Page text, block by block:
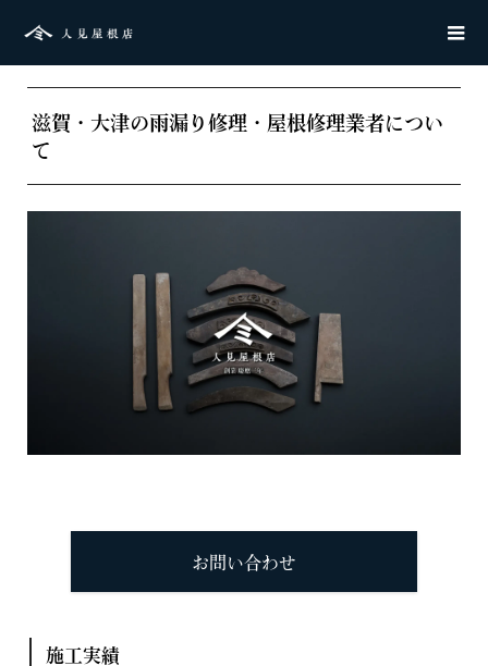
滋賀・大津の雨漏り修理・屋根修理業者につい
て
お問い合わせ
施工実績